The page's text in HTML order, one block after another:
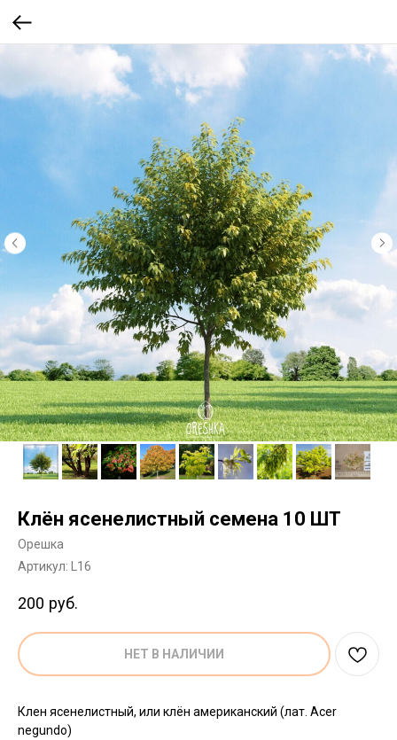
Клён ясенелистный семена 10 ШТ
Орешка
Артикул:
L16
200 руб.
НЕТ В НАЛИЧИИ
Клен ясенелистный, или клён американский (лат. Acer
negundo)